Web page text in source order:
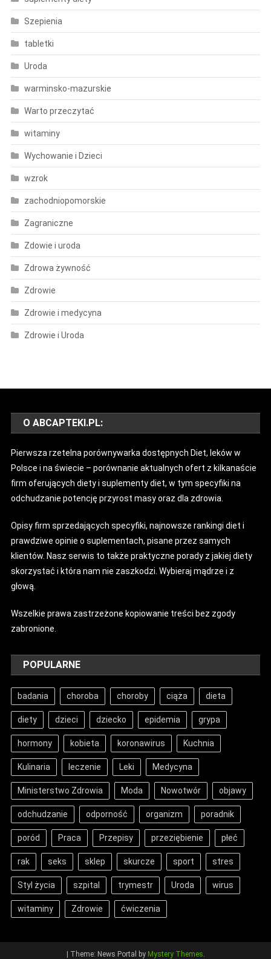
Szepienia
tabletki
Uroda
warminsko-mazurskie
Warto przeczytać
witaminy
Wychowanie i Dzieci
wzrok
zachodniopomorskie
Zagraniczne
Zdowie i uroda
Zdrowa żywność
Zdrowie
Zdrowie i medycyna
Zdrowie i Uroda
O ABCAPTEKI.PL:
Pierwsza rzetelna porównywarka dostępnych Diet, leków w
Polsce i na świecie – porównanie aktualnych ofert z kilkanaście
firm oferujących diety i suplementy diet, w tym specyfiki na
odchudzanie potencję przyrost masy oraz dla zdrowia.
Opisy firm sprzedających specyfiki, najnowsze rankingi diet i
prawdziwe opinie o suplementach, pisane przez samych
klientów. Nasz serwis to także praktyczne porady z jakiej diety
skorzystać i która nam nie zaszkodzi. Wybieraj mądrze i z
głową.
Wszelkie prawa zastrzeżone kopiowanie treści bez zgody
zabronione.
POPULARNE
badania choroba choroby ciąża dieta
diety dzieci dziecko epidemia grypa
hormony kobieta koronawirus Kuchnia
Kulinaria leczenie Leki Medycyna
Ministerstwo Zdrowia Moda Nowotwór objawy
odchudzanie odporność organizm poradnik
poród Praca Przepisy przeziębienie płeć
rak seks sklep skurcze sport stres
Styl życia szpital trymestr Uroda wirus
witaminy Zdrowie ćwiczenia
| Theme: News Portal by Mystery Themes.